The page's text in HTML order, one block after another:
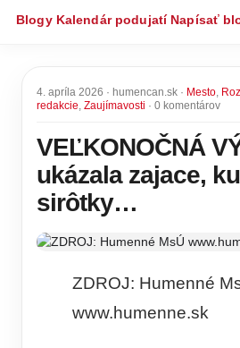
Blogy Kalendár podujatí Napísať
4. apríla 2026 · humencan.sk · Mesto,
redakcie, Zaujímavosti · 0 komentárov
VEĽKONOČNÁ
ukázala zajace,
sirôtky…
ZDROJ: Humenné
www.humenne.sk